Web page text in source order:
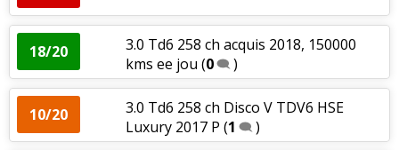
18/20
3.0 Td6 258 ch acquis 2018, 150000
kms ee jou (0 )
10/20
3.0 Td6 258 ch Disco V TDV6 HSE
Luxury 2017 P (1 )